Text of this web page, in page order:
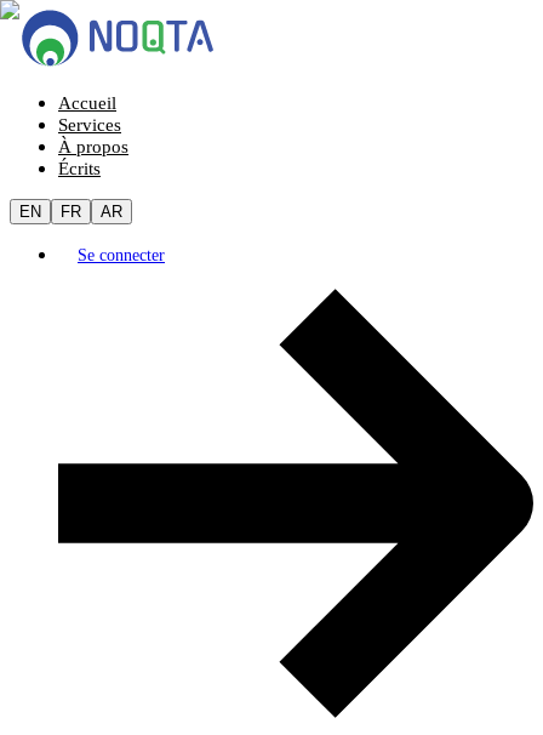
Accueil
Services
À propos
Écrits
EN FR AR
Se connecter